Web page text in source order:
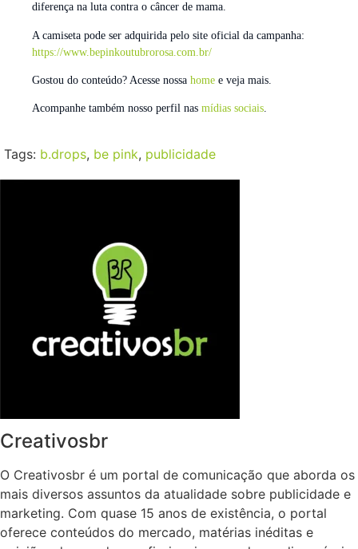
diferença na luta contra o câncer de mama.
A camiseta pode ser adquirida pelo site oficial da campanha:
https://www.bepinkoutubrorosa.com.br/
Gostou do conteúdo? Acesse nossa home e veja mais.
Acompanhe também nosso perfil nas mídias sociais.
Tags: b.drops, be pink, publicidade
Creativosbr
O Creativosbr é um portal de comunicação que aborda os
mais diversos assuntos da atualidade sobre publicidade e
marketing. Com quase 15 anos de existência, o portal
oferece conteúdos do mercado, matérias inéditas e